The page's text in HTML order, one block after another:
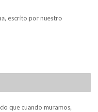
escrito por nuestro
que cuando muramos,